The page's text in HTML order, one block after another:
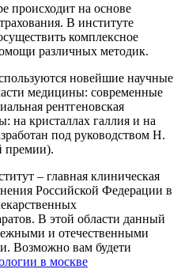
происходит на основе
В институте
комплексное
различных методик.
новейшие научные
медицины: современные
рентгеновская
на кристаллах галлия и на
под руководством Н.
премии).
– главная клиническая
Российской Федерации в
В этой области данный
и отечественными
Возможно вам будети
в москве